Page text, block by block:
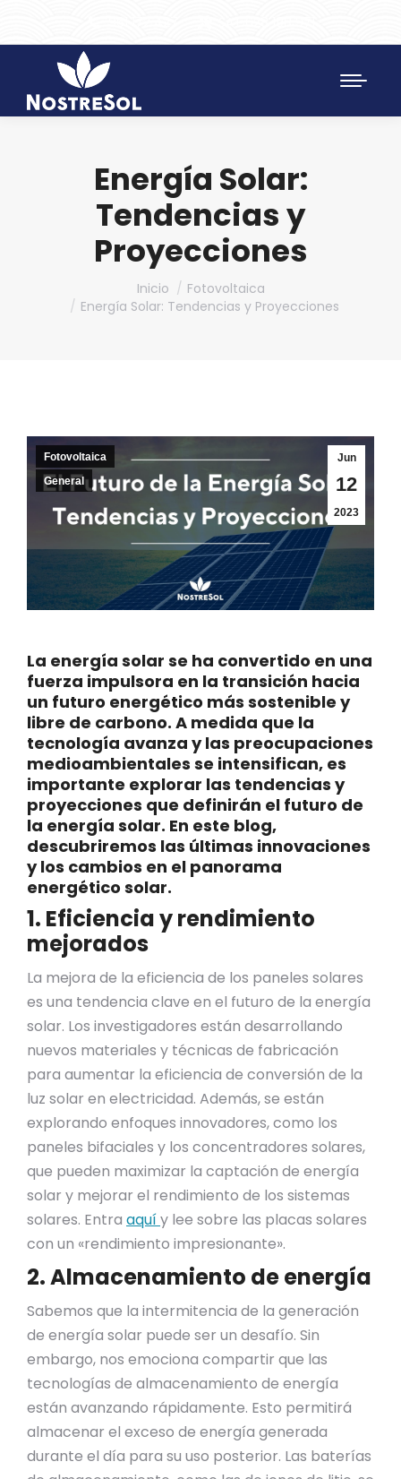
Energía Solar:
Tendencias y
Proyecciones
Inicio
Fotovoltaica
Energía Solar: Tendencias y Proyecciones
Jun
12
2023
Fotovoltaica
General
La energía solar se ha convertido en una
fuerza impulsora en la transición hacia
un futuro energético más sostenible y
libre de carbono. A medida que la
tecnología avanza y las preocupaciones
medioambientales se intensifican, es
importante explorar las tendencias y
proyecciones que definirán el futuro de
la energía solar. En este blog,
descubriremos las últimas innovaciones
y los cambios en el panorama
energético solar.
1. Eficiencia y rendimiento
mejorados
La mejora de la eficiencia de los paneles solares
es una tendencia clave en el futuro de la energía
solar. Los investigadores están desarrollando
nuevos materiales y técnicas de fabricación
para aumentar la eficiencia de conversión de la
luz solar en electricidad. Además, se están
explorando enfoques innovadores, como los
paneles bifaciales y los concentradores solares,
que pueden maximizar la captación de energía
solar y mejorar el rendimiento de los sistemas
solares. Entra aquíy lee sobre las placas solares
con un «rendimiento impresionante».
2. Almacenamiento de energía
Sabemos que la intermitencia de la generación
de energía solar puede ser un desafío. Sin
embargo, nos emociona compartir que las
tecnologías de almacenamiento de energía
están avanzando rápidamente. Esto permitirá
almacenar el exceso de energía generada
durante el día para su uso posterior. Las baterías